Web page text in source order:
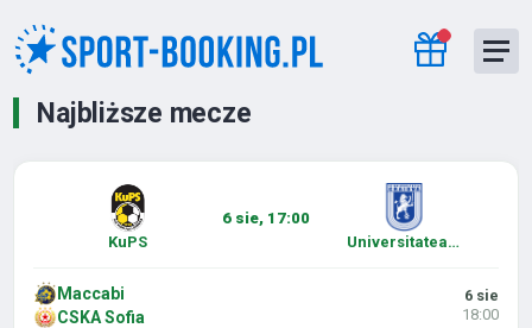
Najbliższe mecze
KuPS
6 sie, 17:00
Universitatea Craiova
Maccabi
CSKA Sofia
6 sie
18:00